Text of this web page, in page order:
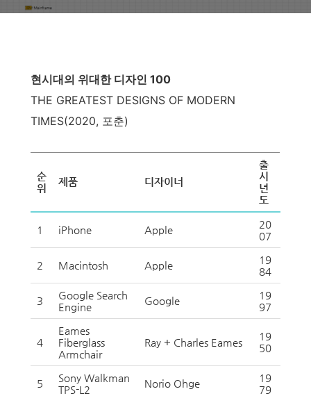
현시대의 위대한 디자인 100
THE GREATEST DESIGNS OF MODERN
TIMES(2020, 포춘)
순
위
제품 디자이너
출
시
년
도
1 iPhone Apple
20
07
2 Macintosh Apple
19
84
3
Google Search
Engine
Google
19
97
4
Eames
Fiberglass
Armchair
Ray + Charles Eames
19
50
5
Sony Walkman
TPS-L2
Norio Ohge
19
79